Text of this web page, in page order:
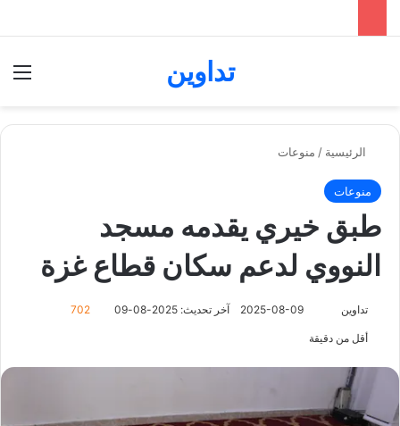
تداوين
الرئيسية / منوعات
منوعات
طبق خيري يقدمه مسجد
النووي لدعم سكان قطاع غزة
تداوين 2025-08-09 آخر تحديث: 2025-08-09 702
أقل من دقيقة